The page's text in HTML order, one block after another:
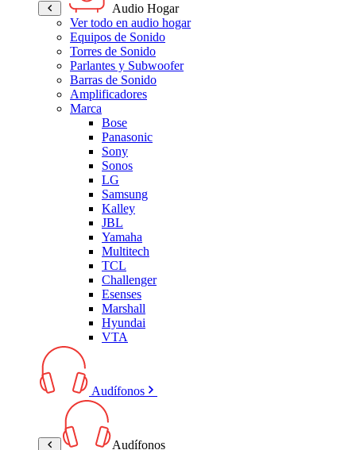
Audio Hogar
Ver todo en audio hogar
Equipos de Sonido
Torres de Sonido
Parlantes y Subwoofer
Barras de Sonido
Amplificadores
Marca
Bose
Panasonic
Sony
Sonos
LG
Samsung
Kalley
JBL
Yamaha
Multitech
TCL
Challenger
Esenses
Marshall
Hyundai
VTA
Audífonos
Audífonos